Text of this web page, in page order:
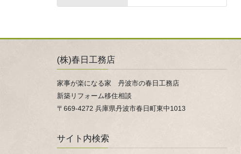
(株)春日工務店
家事が楽になる家 丹波市の春日工務店
新築リフォーム移住相談
〒669-4272 兵庫県丹波市春日町東中1013
サイト内検索